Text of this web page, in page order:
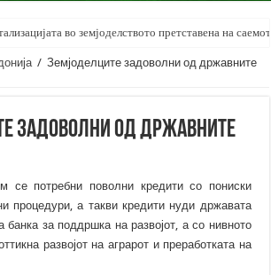
во земјоделството претставена на
/ Земјоделците задоволни од државните
задоволни од државните
се потребни поволни кредити со пониски
процедури, а такви кредити нуди државата
банка за поддршка на развојот, а со нивното
развојот на аграрот и преработката на